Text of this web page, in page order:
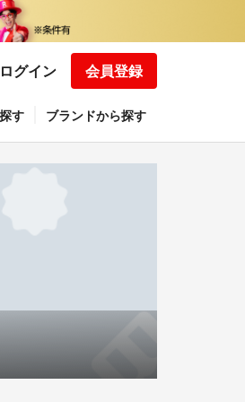
ログイン 会員登録
す ブランドから探す